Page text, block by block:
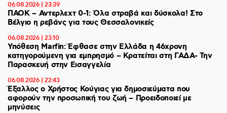
06.08.2026 | 23:39
ΠΑΟΚ – Αντερλεχτ 0-1: Όλα στραβά και δύσκολα! Στο
Βέλγιο η ρεβάνς για τους Θεσσαλονικείς
06.08.2026 | 23:10
Υπόθεση Marfin: Έφθασε στην Ελλάδα η 46χρονη
κατηγορούμενη για εμπρησμό – Κρατείται στη ΓΑΔΑ- Την
Παρασκευή στην Εισαγγελία
06.08.2026 | 22:43
Έξαλλος ο Χρήστος Κούγιας για δημοσιεύματα που
αφορούν την προσωπική του ζωή – Προειδοποιεί με
μηνύσεις